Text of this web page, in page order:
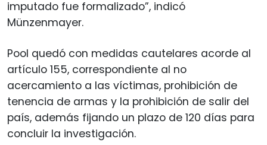
imputado fue formalizado”, indicó
Münzenmayer.
Pool quedó con medidas cautelares acorde al
artículo 155, correspondiente al no
acercamiento a las víctimas, prohibición de
tenencia de armas y la prohibición de salir del
país, además fijando un plazo de 120 días para
concluir la investigación.